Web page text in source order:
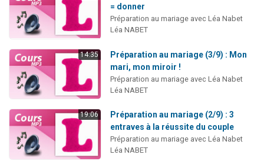
= donner
Préparation au mariage avec Léa Nabet
Léa NABET
14:35
Préparation au mariage (3/9) : Mon
mari, mon miroir !
Préparation au mariage avec Léa Nabet
Léa NABET
19:06
Préparation au mariage (2/9) : 3
entraves à la réussite du couple
Préparation au mariage avec Léa Nabet
Léa NABET